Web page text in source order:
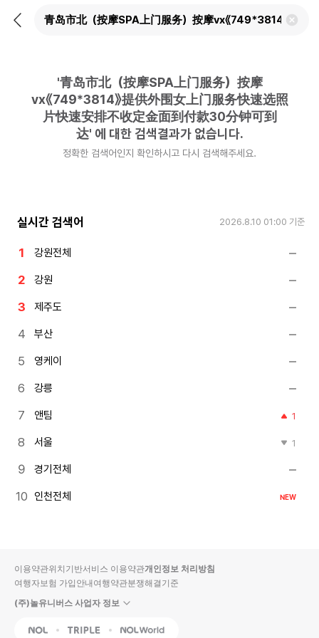
뒤
검
'青岛市北（按摩SPA上门服务）按摩
vx《749*3814》提供外围女上门服务快速选照
片快速安排不收定金面到付款30分钟可到
达' 에 대한 검색결과가 없습니다.
정확한 검색어인지 확인하시고 다시 검색해주세요.
실시간 검색어 2026.8.10 01:00 기준
강원전체
강원
제주도
부산
영케이
강릉
앤팀 1
서울 1
경기전체
인천전체 NEW
이용약관위치기반서비스 이용약관개인정보 처리방침
여행자보험 가입안내여행약관분쟁해결기준
(주)놀유니버스 사업자 정보
NOL Triple Interpark Global